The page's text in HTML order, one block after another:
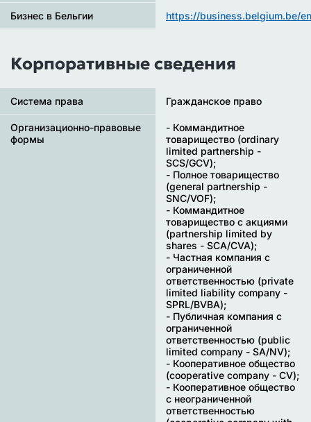
Бизнес в Бельгии https://business.belgium.be/en
Корпоративные сведения
Система права Гражданское право
Организационно-правовые
формы
- Коммандитное
товарищество (ordinary
limited partnership -
SCS/GCV);
- Полное товарищество
(general partnership -
SNC/VOF);
- Коммандитное
товарищество с акциями
(partnership limited by
shares - SCA/CVA);
- Частная компания с
ограниченной
ответственностью (private
limited liability company -
SPRL/BVBA);
- Публичная компания с
ограниченной
ответственностью (public
limited company - SA/NV);
- Кооперативное общество
(сooperative company - CV);
- Кооперативное общество
с неограниченной
ответственностью